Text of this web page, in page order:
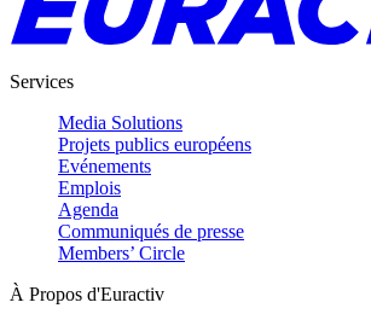
Services
Media Solutions
Projets publics européens
Evénements
Emplois
Agenda
Communiqués de presse
Members’ Circle
À Propos d'Euractiv